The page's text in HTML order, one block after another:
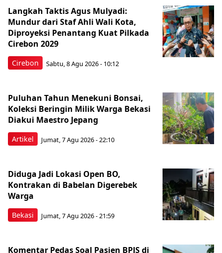
Cirebon
Langkah Taktis Agus Mulyadi:
Mundur dari Staf Ahli Wali Kota,
Diproyeksi Penantang Kuat Pilkada
Cirebon 2029
Sabtu, 8 Agu 2026 - 10:12
Artikel
Puluhan Tahun Menekuni Bonsai,
Koleksi Beringin Milik Warga Bekasi
Diakui Maestro Jepang
Jumat, 7 Agu 2026 - 22:10
Bekasi
Diduga Jadi Lokasi Open BO,
Kontrakan di Babelan Digerebek
Warga
Jumat, 7 Agu 2026 - 21:59
Komentar Pedas Soal Pasien BPJS di